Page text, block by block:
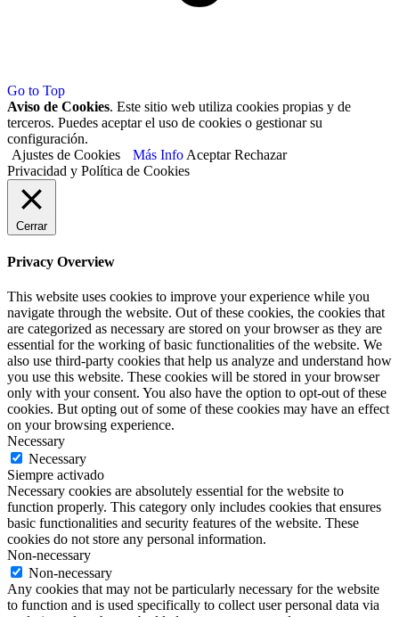
Go to Top
Aviso de Cookies. Este sitio web utiliza cookies propias y de
terceros. Puedes aceptar el uso de cookies o gestionar su
configuración.
Ajustes de Cookies
Más Info Aceptar Rechazar
Privacidad y Política de Cookies
Cerrar
Privacy Overview
This website uses cookies to improve your experience while you
navigate through the website. Out of these cookies, the cookies that
are categorized as necessary are stored on your browser as they are
essential for the working of basic functionalities of the website. We
also use third-party cookies that help us analyze and understand how
you use this website. These cookies will be stored in your browser
only with your consent. You also have the option to opt-out of these
cookies. But opting out of some of these cookies may have an effect
on your browsing experience.
Necessary
Necessary
Siempre activado
Necessary cookies are absolutely essential for the website to
function properly. This category only includes cookies that ensures
basic functionalities and security features of the website. These
cookies do not store any personal information.
Non-necessary
Non-necessary
Any cookies that may not be particularly necessary for the website
to function and is used specifically to collect user personal data via